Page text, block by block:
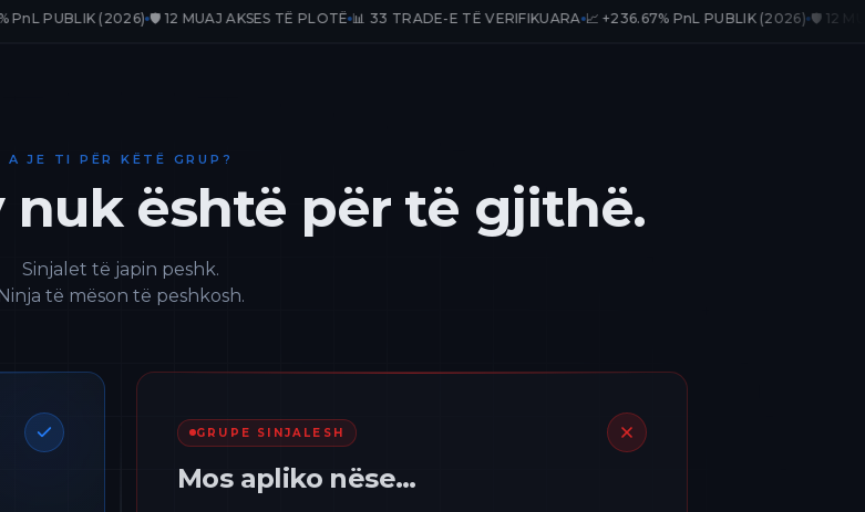
🛡️ 12 MUAJ AKSES TË PLOTË 📊 33 TRADE-E TË VERIFIKUARA 📈 +236.67% PnL PUBLIK (2026) 🛡️ 12 MUAJ AKSES TË
A JE TI PËR KËTË GRUP?
nuk është për të gjithë.
Sinjalet të japin peshk.
të mëson të peshkosh.
GRUPE SINJALESH
Mos apliko nëse…